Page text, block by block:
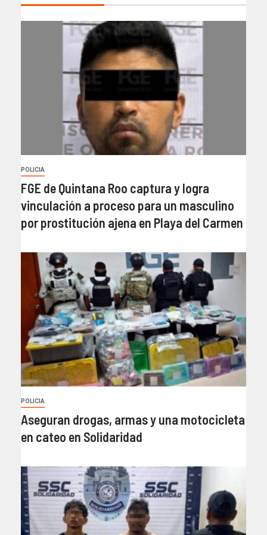
POLICIA
FGE de Quintana Roo captura y logra
vinculación a proceso para un masculino
por prostitución ajena en Playa del Carmen
POLICIA
Aseguran drogas, armas y una motocicleta
en cateo en Solidaridad